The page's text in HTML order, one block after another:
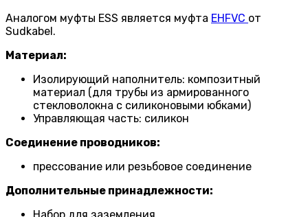
Аналогом муфты ESS является муфта EHFVC от
Sudkabel.
Материал:
Изолирующий наполнитель: композитный
материал (для трубы из армированного
стекловолокна с силиконовыми юбками)
Управляющая часть: силикон
Соединение проводников:
прессование или резьбовое соединение
Дополнительные принадлежности: